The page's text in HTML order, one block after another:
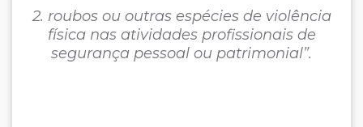
2. roubos ou outras espécies de violência
física nas atividades profissionais de
segurança pessoal ou patrimonial”.